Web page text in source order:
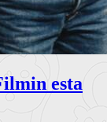
esta